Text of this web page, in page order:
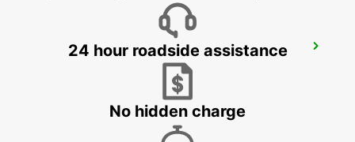
PALERMO APT *RY*
24 hour roadside assistance
No hidden charge